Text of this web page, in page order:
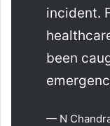
incident.
been
— N